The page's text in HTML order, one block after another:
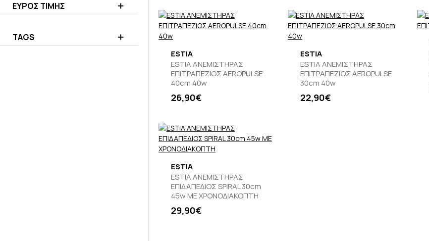
ΕΥΡΟΣ ΤΙΜΗΣ
TAGS
ESTIA
ESTIA ΑΝΕΜΙΣΤΗΡΑΣ
ΕΠΙΤΡΑΠΕΖΙΟΣ AEROPULSE
40cm 40w
26,90€
ESTIA
ESTIA ΑΝΕΜΙΣΤΗΡΑΣ
ΕΠΙΤΡΑΠΕΖΙΟΣ AEROPULSE
30cm 40w
22,90€
ESTIA
ESTIA ΑΝΕΜΙΣΤΗΡΑΣ
ΕΠΙΔΑΠΕΔΙΟΣ SPIRAL 30cm
45w ΜΕ ΧΡΟΝΟΔΙΑΚΟΠΤΗ
29,90€